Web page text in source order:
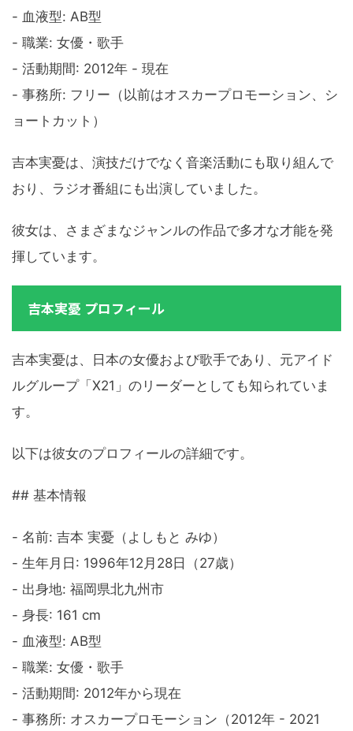
- 血液型: AB型
- 職業: 女優・歌手
- 活動期間: 2012年 - 現在
- 事務所: フリー（以前はオスカープロモーション、シ
ョートカット）
吉本実憂は、演技だけでなく音楽活動にも取り組んで
おり、ラジオ番組にも出演していました。
彼女は、さまざまなジャンルの作品で多才な才能を発
揮しています。
吉本実憂 プロフィール
吉本実憂は、日本の女優および歌手であり、元アイド
ルグループ「X21」のリーダーとしても知られていま
す。
以下は彼女のプロフィールの詳細です。
## 基本情報
- 名前: 吉本 実憂（よしもと みゆ）
- 生年月日: 1996年12月28日（27歳）
- 出身地: 福岡県北九州市
- 身長: 161 cm
- 血液型: AB型
- 職業: 女優・歌手
- 活動期間: 2012年から現在
- 事務所: オスカープロモーション（2012年 - 2021